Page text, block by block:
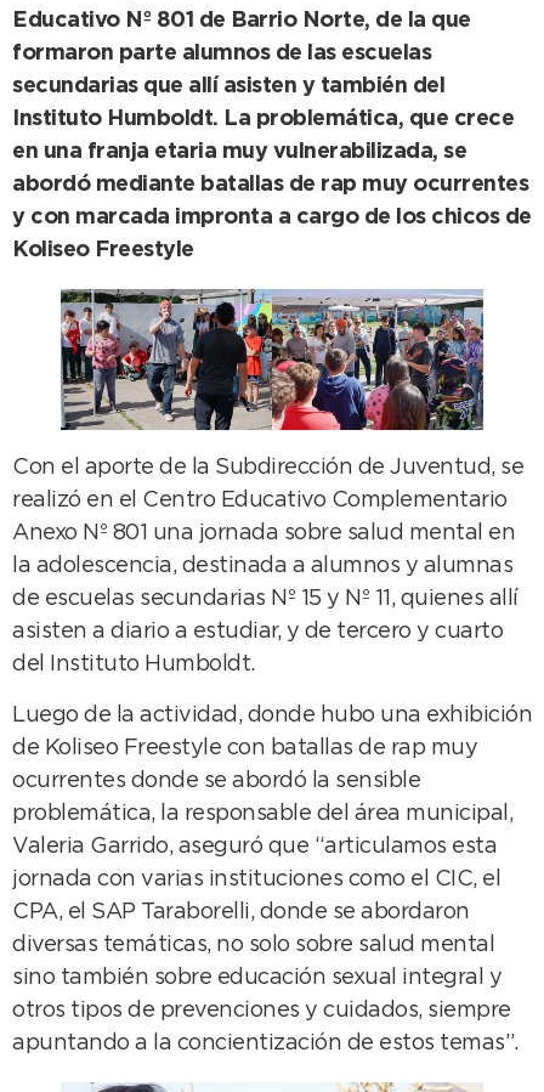
Educativo Nº 801 de Barrio Norte, de la que
formaron parte alumnos de las escuelas
secundarias que allí asisten y también del
Instituto Humboldt. La problemática, que crece
en una franja etaria muy vulnerabilizada, se
abordó mediante batallas de rap muy ocurrentes
y con marcada impronta a cargo de los chicos de
Koliseo Freestyle
Con el aporte de la Subdirección de Juventud, se
realizó en el Centro Educativo Complementario
Anexo Nº 801 una jornada sobre salud mental en
la adolescencia, destinada a alumnos y alumnas
de escuelas secundarias Nº 15 y Nº 11, quienes allí
asisten a diario a estudiar, y de tercero y cuarto
del Instituto Humboldt.
Luego de la actividad, donde hubo una exhibición
de Koliseo Freestyle con batallas de rap muy
ocurrentes donde se abordó la sensible
problemática, la responsable del área municipal,
Valeria Garrido, aseguró que “articulamos esta
jornada con varias instituciones como el CIC, el
CPA, el SAP Taraborelli, donde se abordaron
diversas temáticas, no solo sobre salud mental
sino también sobre educación sexual integral y
otros tipos de prevenciones y cuidados, siempre
apuntando a la concientización de estos temas”.